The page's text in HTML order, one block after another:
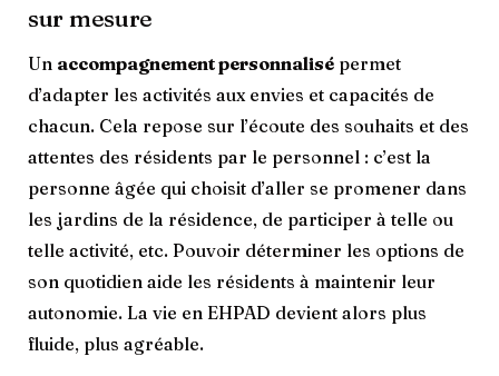
sur mesure
Un accompagnement personnalisé permet
d’adapter les activités aux envies et capacités de
chacun. Cela repose sur l’écoute des souhaits et des
attentes des résidents par le personnel : c’est la
personne âgée qui choisit d’aller se promener dans
les jardins de la résidence, de participer à telle ou
telle activité, etc. Pouvoir déterminer les options de
son quotidien aide les résidents à maintenir leur
autonomie. La vie en EHPAD devient alors plus
fluide, plus agréable.